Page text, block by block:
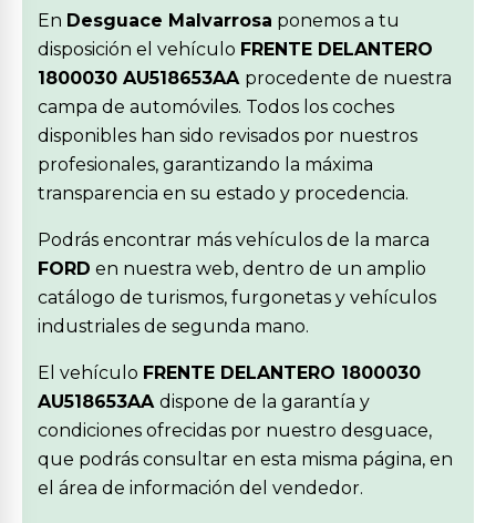
En Desguace Malvarrosa ponemos a tu
disposición el vehículo FRENTE DELANTERO
1800030 AU518653AA procedente de nuestra
campa de automóviles. Todos los coches
disponibles han sido revisados por nuestros
profesionales, garantizando la máxima
transparencia en su estado y procedencia.
Podrás encontrar más vehículos de la marca
FORD en nuestra web, dentro de un amplio
catálogo de turismos, furgonetas y vehículos
industriales de segunda mano.
El vehículo FRENTE DELANTERO 1800030
AU518653AA dispone de la garantía y
condiciones ofrecidas por nuestro desguace,
que podrás consultar en esta misma página, en
el área de información del vendedor.